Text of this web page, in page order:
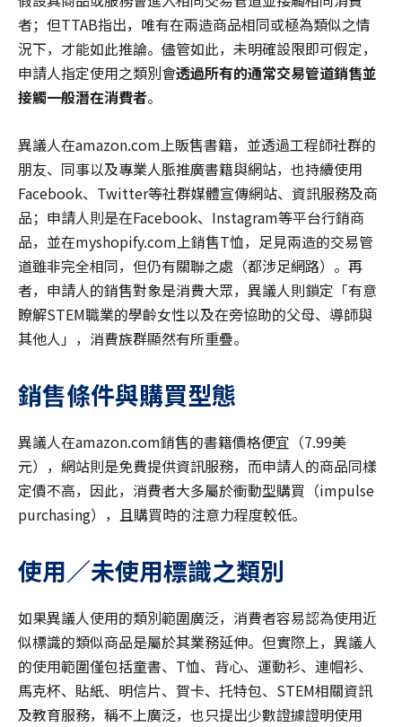
者；但TTAB指出，唯有在兩造商品相同或極為類似之情
況下，才能如此推論。儘管如此，未明確設限即可假定，
申請人指定使用之類別會透過所有的通常交易管道銷售並
接觸一般潛在消費者。
異議人在amazon.com上販售書籍，並透過工程師社群的
朋友、同事以及專業人脈推廣書籍與網站，也持續使用
Facebook、Twitter等社群媒體宣傳網站、資訊服務及商
品；申請人則是在Facebook、Instagram等平台行銷商
品，並在myshopify.com上銷售T恤，足見兩造的交易管
道雖非完全相同，但仍有關聯之處（都涉足網路）。再
者，申請人的銷售對象是消費大眾，異議人則鎖定「有意
瞭解STEM職業的學齡女性以及在旁協助的父母、導師與
其他人」，消費族群顯然有所重疊。
銷售條件與購買型態
異議人在amazon.com銷售的書籍價格便宜（7.99美
元），網站則是免費提供資訊服務，而申請人的商品同樣
定價不高，因此，消費者大多屬於衝動型購買（impulse
purchasing），且購買時的注意力程度較低。
使用／未使用標識之類別
如果異議人使用的類別範圍廣泛，消費者容易認為使用近
似標識的類似商品是屬於其業務延伸。但實際上，異議人
的使用範圍僅包括童書、T恤、背心、運動衫、連帽衫、
馬克杯、貼紙、明信片、賀卡、托特包、STEM相關資訊
及教育服務，稱不上廣泛，也只提出少數證據證明使用